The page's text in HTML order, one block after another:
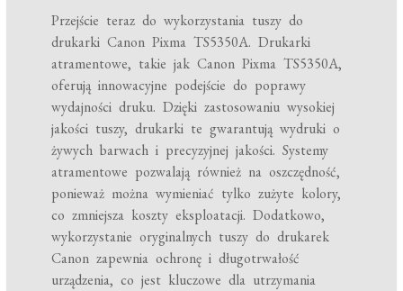
Przejście teraz do wykorzystania tuszy do
drukarki Canon Pixma TS5350A. Drukarki
atramentowe, takie jak Canon Pixma TS5350A,
oferują innowacyjne podejście do poprawy
wydajności druku. Dzięki zastosowaniu wysokiej
jakości tuszy, drukarki te gwarantują wydruki o
żywych barwach i precyzyjnej jakości. Systemy
atramentowe pozwalają również na oszczędność,
ponieważ można wymieniać tylko zużyte kolory,
co zmniejsza koszty eksploatacji. Dodatkowo,
wykorzystanie oryginalnych tuszy do drukarek
Canon zapewnia ochronę i długotrwałość
urządzenia, co jest kluczowe dla utrzymania